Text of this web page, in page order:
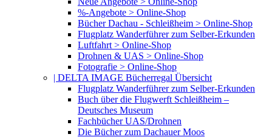
%-Angebote > Online-Shop
Bücher Dachau - Schleißheim > Online-Shop
Flugplatz Wanderführer zum Selber-Erkunden
Luftfahrt > Online-Shop
Drohnen & UAS > Online-Shop
Fotografie > Online-Shop
| DELTA IMAGE Bücherregal Übersicht
Flugplatz Wanderführer zum Selber-Erkunden
Buch über die Flugwerft Schleißheim –
Deutsches Museum
Fachbücher UAS/Drohnen
Die Bücher zum Dachauer Moos